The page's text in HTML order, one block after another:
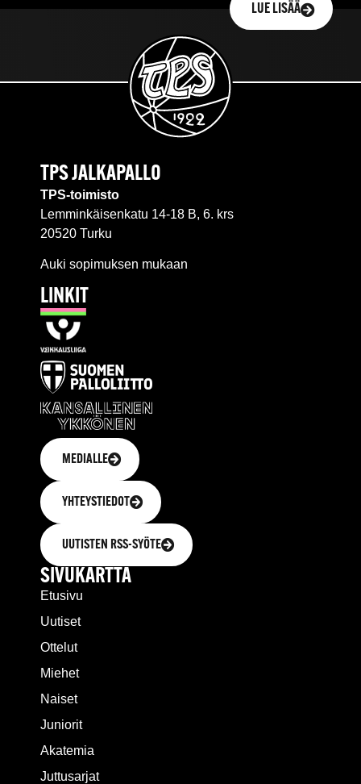
LUE LISÄÄ
TPS JALKAPALLO
TPS-toimisto
Lemminkäisenkatu 14-18 B, 6. krs
20520 Turku
Auki sopimuksen mukaan
LINKIT
MEDIALLE
YHTEYSTIEDOT
UUTISTEN RSS-SYÖTE
SIVUKARTTA
Etusivu
Uutiset
Ottelut
Miehet
Naiset
Juniorit
Akatemia
Juttusarjat